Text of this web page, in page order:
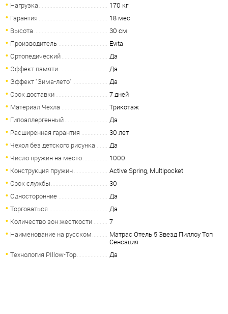
Нагрузка
170 кг
Гарантия
18 мес
Высота
30 см
Производитель
Evita
Ортопедический
Да
Эффект памяти
Да
Эффект "Зима-лето"
Да
Срок доставки
7 дней
Материал Чехла
Трикотаж
Гипоаллергенный
Да
Расширенная гарантия
30 лет
Чехол без детского рисунка
Да
Число пружин на место
1000
Конструкция пружин
Active Spring, Multipocket
Срок службы
30
Односторонние
Да
Торговаться
Да
Количество зон жесткости
7
Наименование на русском
Матрас Отель 5 Звезд Пиллоу Топ
Сенсация
Технология PIllow-Top
Да